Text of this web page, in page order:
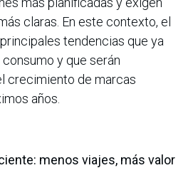
claras. En este contexto, el
tendencias que ya
y que serán
crecimiento de marcas
años.
menos viajes, más valor